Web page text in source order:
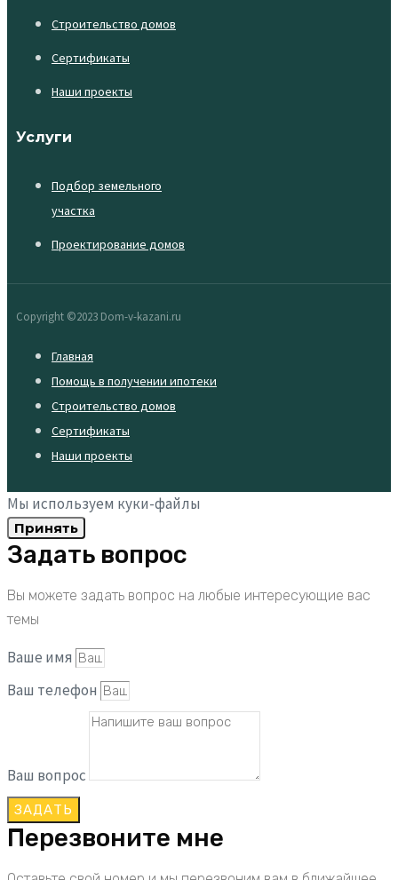
Строительство домов
Сертификаты
Наши проекты
Услуги
Подбор земельного
участка
Проектирование домов
Copyright ©2023 Dom-v-kazani.ru
Главная
Помощь в получении ипотеки
Строительство домов
Сертификаты
Наши проекты
Мы используем куки-файлы
Принять
Задать вопрос
Вы можете задать вопрос на любые интересующие вас
темы
Ваше имя
Ваш телефон
Ваш вопрос
ЗАДАТЬ
Перезвоните мне